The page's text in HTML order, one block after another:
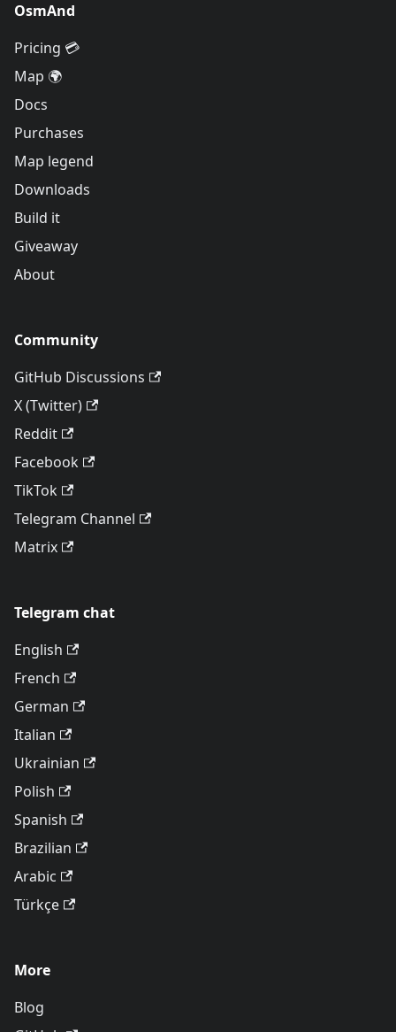
OsmAnd
Pricing 💳
Map 🌍
Docs
Purchases
Map legend
Downloads
Build it
Giveaway
About
Community
GitHub Discussions
X (Twitter)
Reddit
Facebook
TikTok
Telegram Channel
Matrix
Telegram chat
English
French
German
Italian
Ukrainian
Polish
Spanish
Brazilian
Arabic
Türkçe
More
Blog